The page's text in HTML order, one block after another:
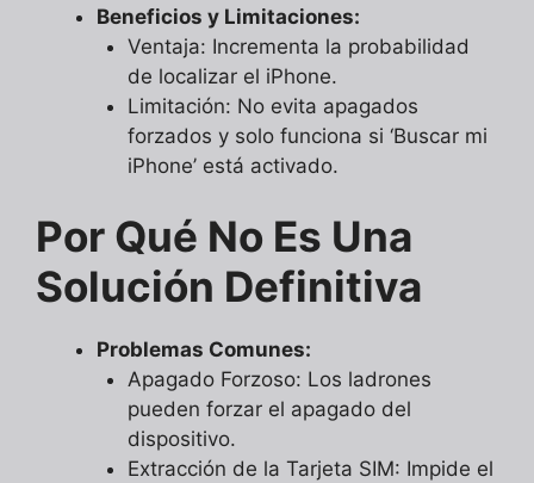
Beneficios y Limitaciones:
Ventaja: Incrementa la probabilidad
de localizar el iPhone.
Limitación: No evita apagados
forzados y solo funciona si ‘Buscar mi
iPhone’ está activado.
Por Qué No Es Una
Solución Definitiva
Problemas Comunes:
Apagado Forzoso: Los ladrones
pueden forzar el apagado del
dispositivo.
Extracción de la Tarjeta SIM: Impide el